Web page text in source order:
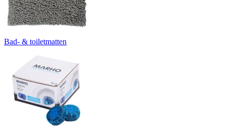
Bad- & toiletmatten